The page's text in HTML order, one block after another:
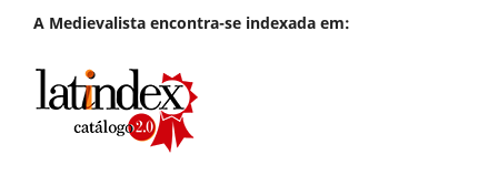
A Medievalista encontra-se indexada em: